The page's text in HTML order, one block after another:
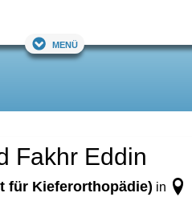
Menü
Fakhr Eddin
für Kieferorthopädie) in